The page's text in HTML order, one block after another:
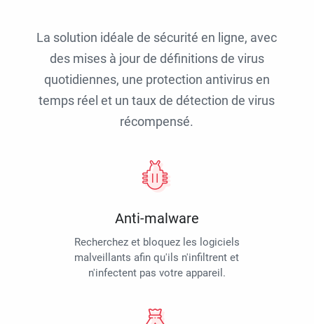
La solution idéale de sécurité en ligne, avec
des mises à jour de définitions de virus
quotidiennes, une protection antivirus en
temps réel et un taux de détection de virus
récompensé.
Anti-malware
Recherchez et bloquez les logiciels
malveillants afin qu'ils n'infiltrent et
n'infectent pas votre appareil.